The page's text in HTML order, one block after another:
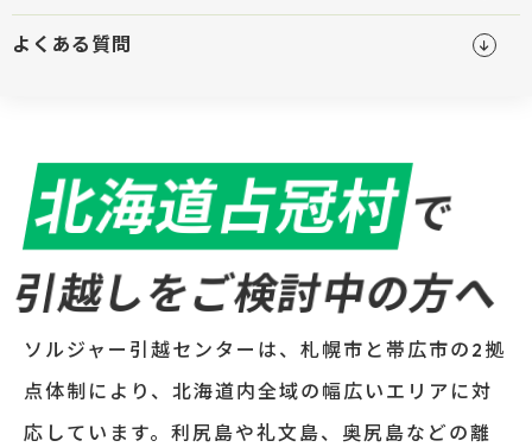
よくある質問
北海道占冠村で
引越しをご検討中の方へ
ソルジャー引越センターは、札幌市と帯広市の2拠
点体制により、北海道内全域の幅広いエリアに対
応しています。利尻島や礼文島、奥尻島などの離